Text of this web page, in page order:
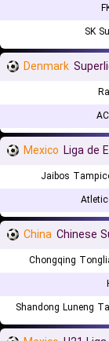
SK
Denmark
Mexico Liga de
Jaibos
China Chinese
Chongqing
Shandong Luneng